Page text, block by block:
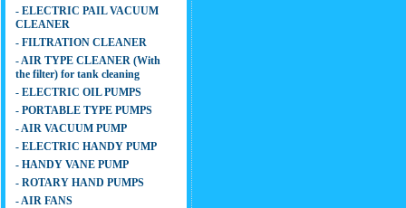
- ELECTRIC PAIL VACUUM
CLEANER
- FILTRATION CLEANER
- AIR TYPE CLEANER (With
the filter) for tank cleaning
- ELECTRIC OIL PUMPS
- PORTABLE TYPE PUMPS
- AIR VACUUM PUMP
- ELECTRIC HANDY PUMP
- HANDY VANE PUMP
- ROTARY HAND PUMPS
- AIR FANS